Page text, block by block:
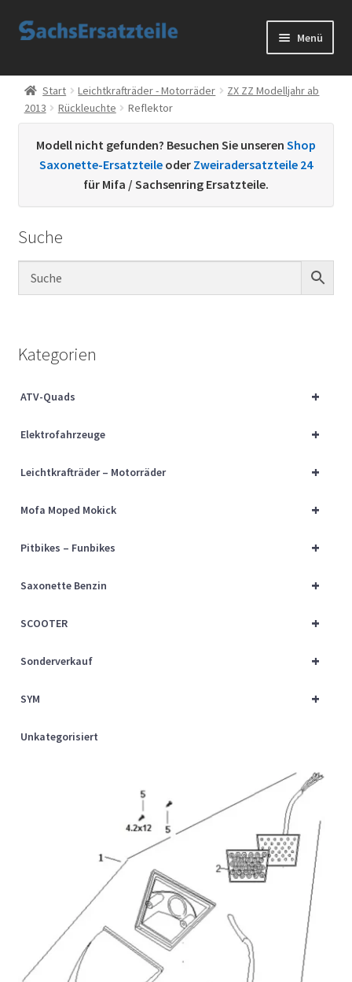
Zur
Zum
Menü
Start
AGB
Datenschutzerklärung
Kontakt
Sachs Ersatzteile
Über uns
Start Leichtkrafträder - Motorräder
ZX ZZ Modelljahr ab
2013
Rückleuchte Reflektor
Modell nicht gefunden? Besuchen Sie unseren Shop
Saxonette-Ersatzteile oder Zweiradersatzteile 24
für Mifa / Sachsenring Ersatzteile.
Suche
Kategorien
+
ATV-Quads
+
Elektrofahrzeuge
+
Leichtkrafträder – Motorräder
+
Mofa Moped Mokick
+
Pitbikes – Funbikes
+
Saxonette Benzin
+
SCOOTER
+
Sonderverkauf
+
SYM
Unkategorisiert